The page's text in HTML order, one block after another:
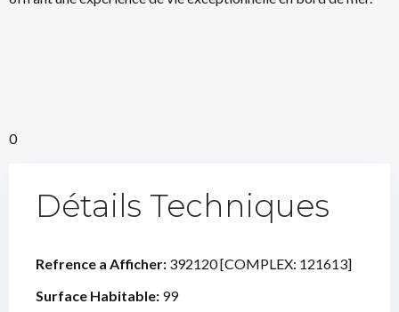
0
Détails Techniques
Refrence a Afficher: 392120 [COMPLEX: 121613]
Surface Habitable: 99